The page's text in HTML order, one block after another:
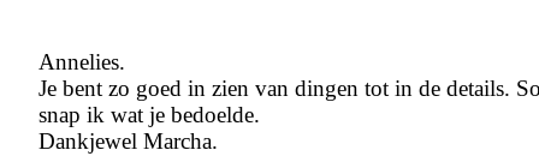
Annelies.
Je bent zo goed in zien van dingen tot in de details.
snap ik wat je bedoelde.
Dankjewel Marcha.